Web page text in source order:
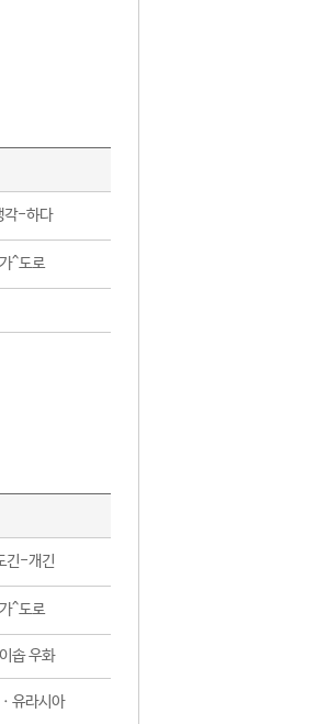
각-하다
^도로
긴-개긴
^도로
솝 우화
유라시아